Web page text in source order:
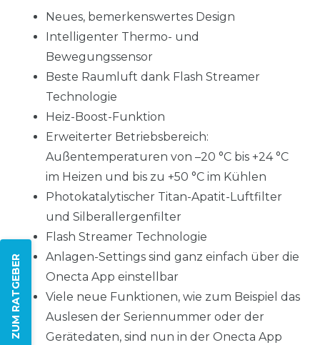
ZUM RATGEBER
Neues, bemerkenswertes Design
Intelligenter Thermo- und
Bewegungssensor
Beste Raumluft dank Flash Streamer
Technologie
Heiz-Boost-Funktion
Erweiterter Betriebsbereich:
Außentemperaturen von –20 °C bis +24 °C
im Heizen und bis zu +50 °C im Kühlen
Photokatalytischer Titan-Apatit-Luftfilter
und Silberallergenfilter
Flash Streamer Technologie
Anlagen-Settings sind ganz einfach über die
Onecta App einstellbar
Viele neue Funktionen, wie zum Beispiel das
Auslesen der Seriennummer oder der
Gerätedaten, sind nun in der Onecta App